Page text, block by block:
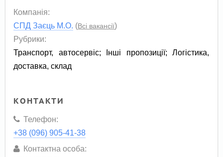
Компанія:
СПД Заєць М.О. (Всі вакансії)
Рубрики:
Транспорт, автосервіс; Інші пропозиції;Логістика,
доставка, склад
КОНТАКТИ
Телефон:
+38 (096) 905-41-38
Контактна особа: